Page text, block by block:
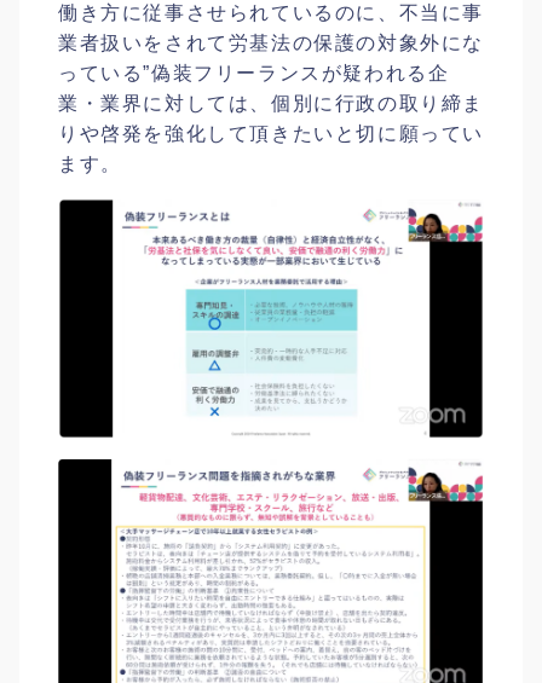
働き方に従事させられているのに、不当に事
業者扱いをされて労基法の保護の対象外にな
っている”偽装フリーランスが疑われる企
業・業界に対しては、個別に行政の取り締ま
りや啓発を強化して頂きたいと切に願ってい
ます。